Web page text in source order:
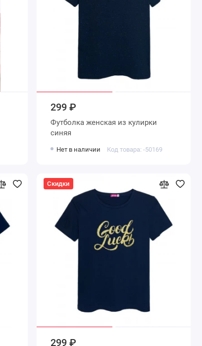
299 ₽
Футболка женская из кулирки
синяя
Нет в наличии Код товара: -50169
Скидки
299 ₽